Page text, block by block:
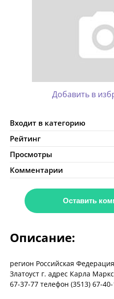
Добавить в
Входит в категорию
Рейтинг
Просмотры
Комментарии
Оставить
Описание:
регион Российская
Златоуст г. адрес Карла
67-37-77 телефон (3513) 67-40-